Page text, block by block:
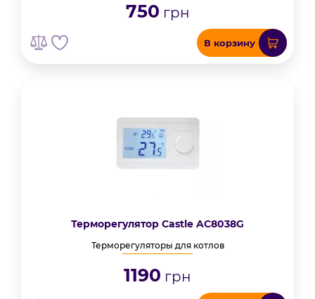
750 грн
В корзину
Терморегулятор Castle AC8038G
Терморегуляторы для котлов
1190 грн